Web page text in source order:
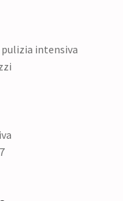
intensiva